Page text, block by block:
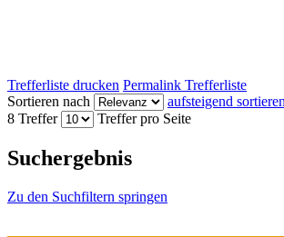
Trefferliste drucken Permalink Trefferliste
Sortieren nach
aufsteigend sortieren
8 Treffer
Treffer pro Seite
Suchergebnis
Zu den Suchfiltern springen